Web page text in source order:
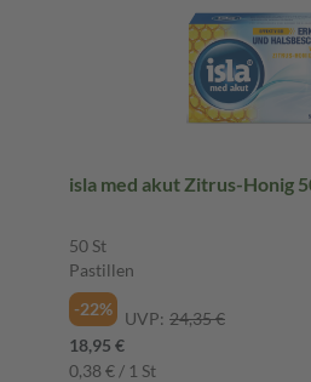
isla med akut Zitrus-Honig
50 St
Pastillen
-22%
UVP: 24,35 €
18,95 €
0,38 € / 1 St